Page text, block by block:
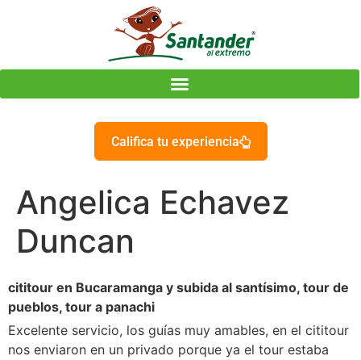
Califica tu experiencia
Angelica Echavez
Duncan
cititour en Bucaramanga y subida al santísimo, tour de
pueblos, tour a panachi
Excelente servicio, los guías muy amables, en el cititour
nos enviaron en un privado porque ya el tour estaba